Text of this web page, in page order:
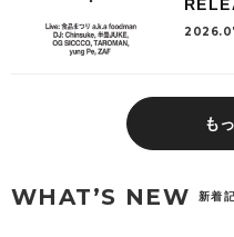
も
WHAT’S NEW 新着